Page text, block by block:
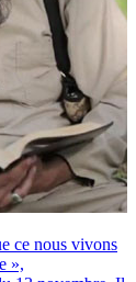
ce nous vivons
»,